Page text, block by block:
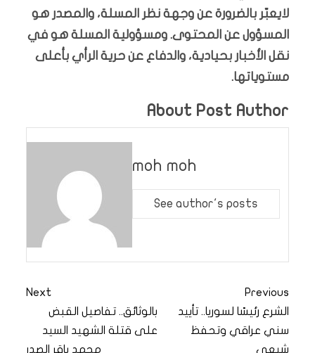
لايعبّر بالضرورة عن وجهة نظر المسلة، والمصدر هو
المسؤول عن المحتوى. ومسؤولية المسلة هو في
نقل الأخبار بحيادية، والدفاع عن حرية الرأي بأعلى
مستوياتها.
About Post Author
moh moh
See author's posts
Previous
الشرع رئيسًا لسوريا.. تأييد
سني عراقي وتحفظ
شيعي
Next
بالوثائق.. تفاصيل القبض
على قتلة الشهيد السيد
محمد باقر الصدر